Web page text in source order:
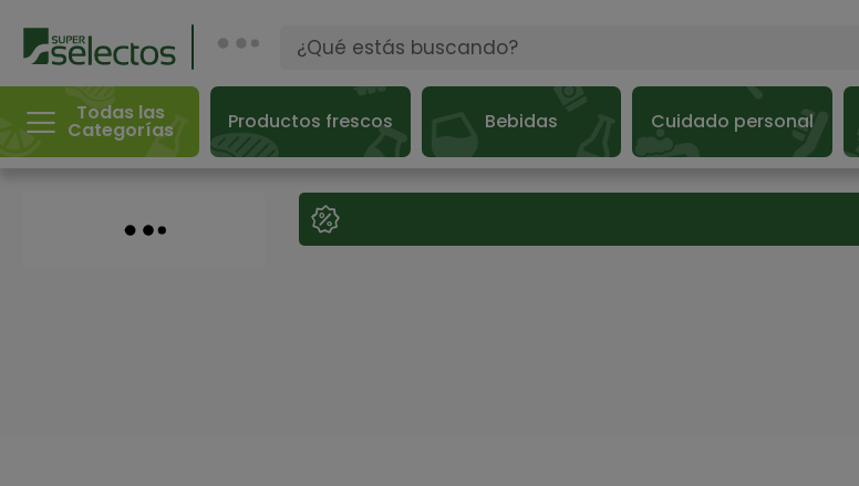
Todas las
Categorías Productos frescos Bebidas Cuidado personal